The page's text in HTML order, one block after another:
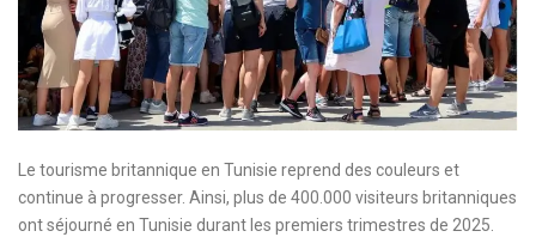
Le tourisme britannique en Tunisie reprend des couleurs et
continue à progresser. Ainsi, plus de 400.000 visiteurs britanniques
ont séjourné en Tunisie durant les premiers trimestres de 2025.